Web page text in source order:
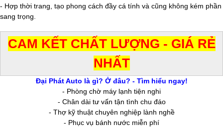
- Hợp thời trang, tạo phong cách đầy cá tính và cũng không kém phần
sang trọng.
CAM KẾT CHẤT LƯỢNG - GIÁ RẺ
NHẤT
Đại Phát Auto là gì? Ở đâu? - Tìm hiểu ngay!
- Phòng chờ máy lạnh tiện nghi
- Chân dài tư vấn tận tình chu đáo
- Thợ kỹ thuật chuyên nghiệp lành nghề
- Phục vụ bánh nước miễn phí